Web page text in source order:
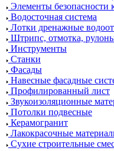
Элементы безопасности
Водосточная система
Лотки дренажные
Штрипс, отмотка,
Инструменты
Станки
Фасады
Навесные фасадные
Профилированный лист
Звукоизоляционные
Потолки подвесные
Керамогранит
Лакокрасочные
Сухие строительные